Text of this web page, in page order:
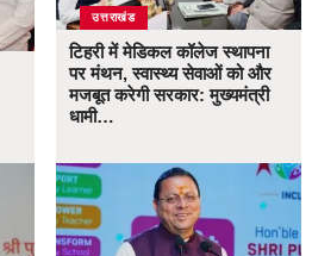
उत्तराखंड
टिहरी में मेडिकल कॉलेज स्थापना
पर मंथन, स्वास्थ्य सेवाओं को और
मजबूत करेगी सरकार: मुख्यमंत्री
धामी…